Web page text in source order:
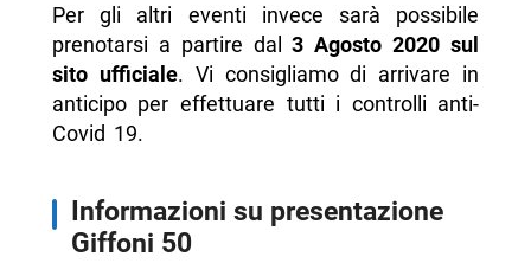
Per gli altri eventi invece sarà possibile
prenotarsi a partire dal3 Agosto 2020 sul
sito ufficiale. Vi consigliamo di arrivare in
anticipo per effettuare tutti i controlli anti-
Covid 19.
Informazioni su presentazione
Giffoni 50